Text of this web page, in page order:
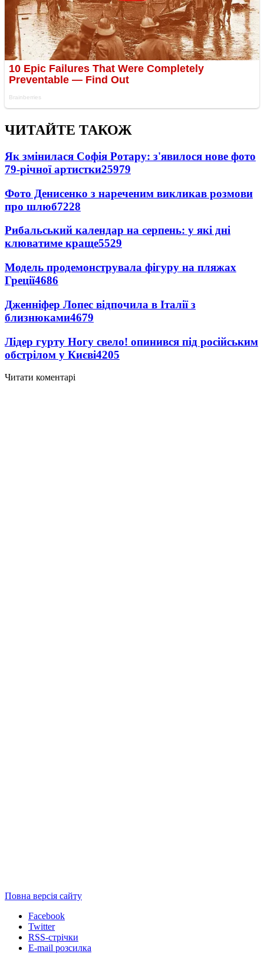
ЧИТАЙТЕ ТАКОЖ
Як змінилася Софія Ротару: з'явилося нове фото
79-річної артистки25979
Фото Денисенко з нареченим викликав розмови
про шлюб7228
Рибальський календар на серпень: у які дні
клюватиме краще5529
Модель продемонструвала фігуру на пляжах
Греції4686
Дженніфер Лопес відпочила в Італії з
близнюками4679
Лідер гурту Ногу свело! опинився під російським
обстрілом у Києві4205
Читати коментарі
Повна версія сайту
Facebook
Twitter
RSS-стрічки
E-mail розсилка